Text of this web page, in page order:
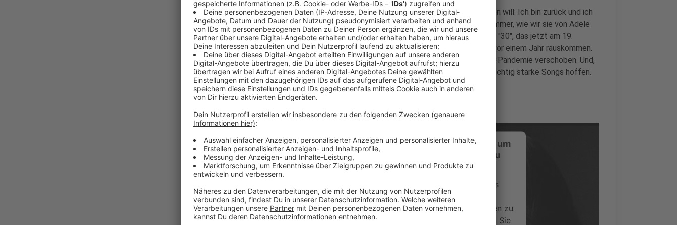
Ein wunderschönes Klavier, mit dem Adele uns vor allem eins sagen will: Ich bin zurück und ich
bin immer noch die Alte! "Easy On Me" ist eine richtige Power-Nummer, wie wir sie von Adele
kennen. Der erste Vorbote vom lange verschobenen neuen Album "30", das jetzt am 19.
November rauskommen soll. Eigentlich sollte die Scheibe schon vor einem Jahr rauskommen.
Aber, wie bei vielen anderen Künstlern, wurde es wegen der Covid-Pandemie verschoben. Und,
wie sich "Easy On Me" anhört, können wir wieder auf jede Menge richtig starke Songs hoffen.
Anzeige
Wir benötigen Ihre Zustimmung, um
den YouTube Video-Service zu
laden!
Wir verwenden einen Service eines
Drittanbieters, um Videoinhalte
einzubetten. Dieser Service kann Daten zu
Ihren Aktivitäten sammeln. Bitte lesen Sie